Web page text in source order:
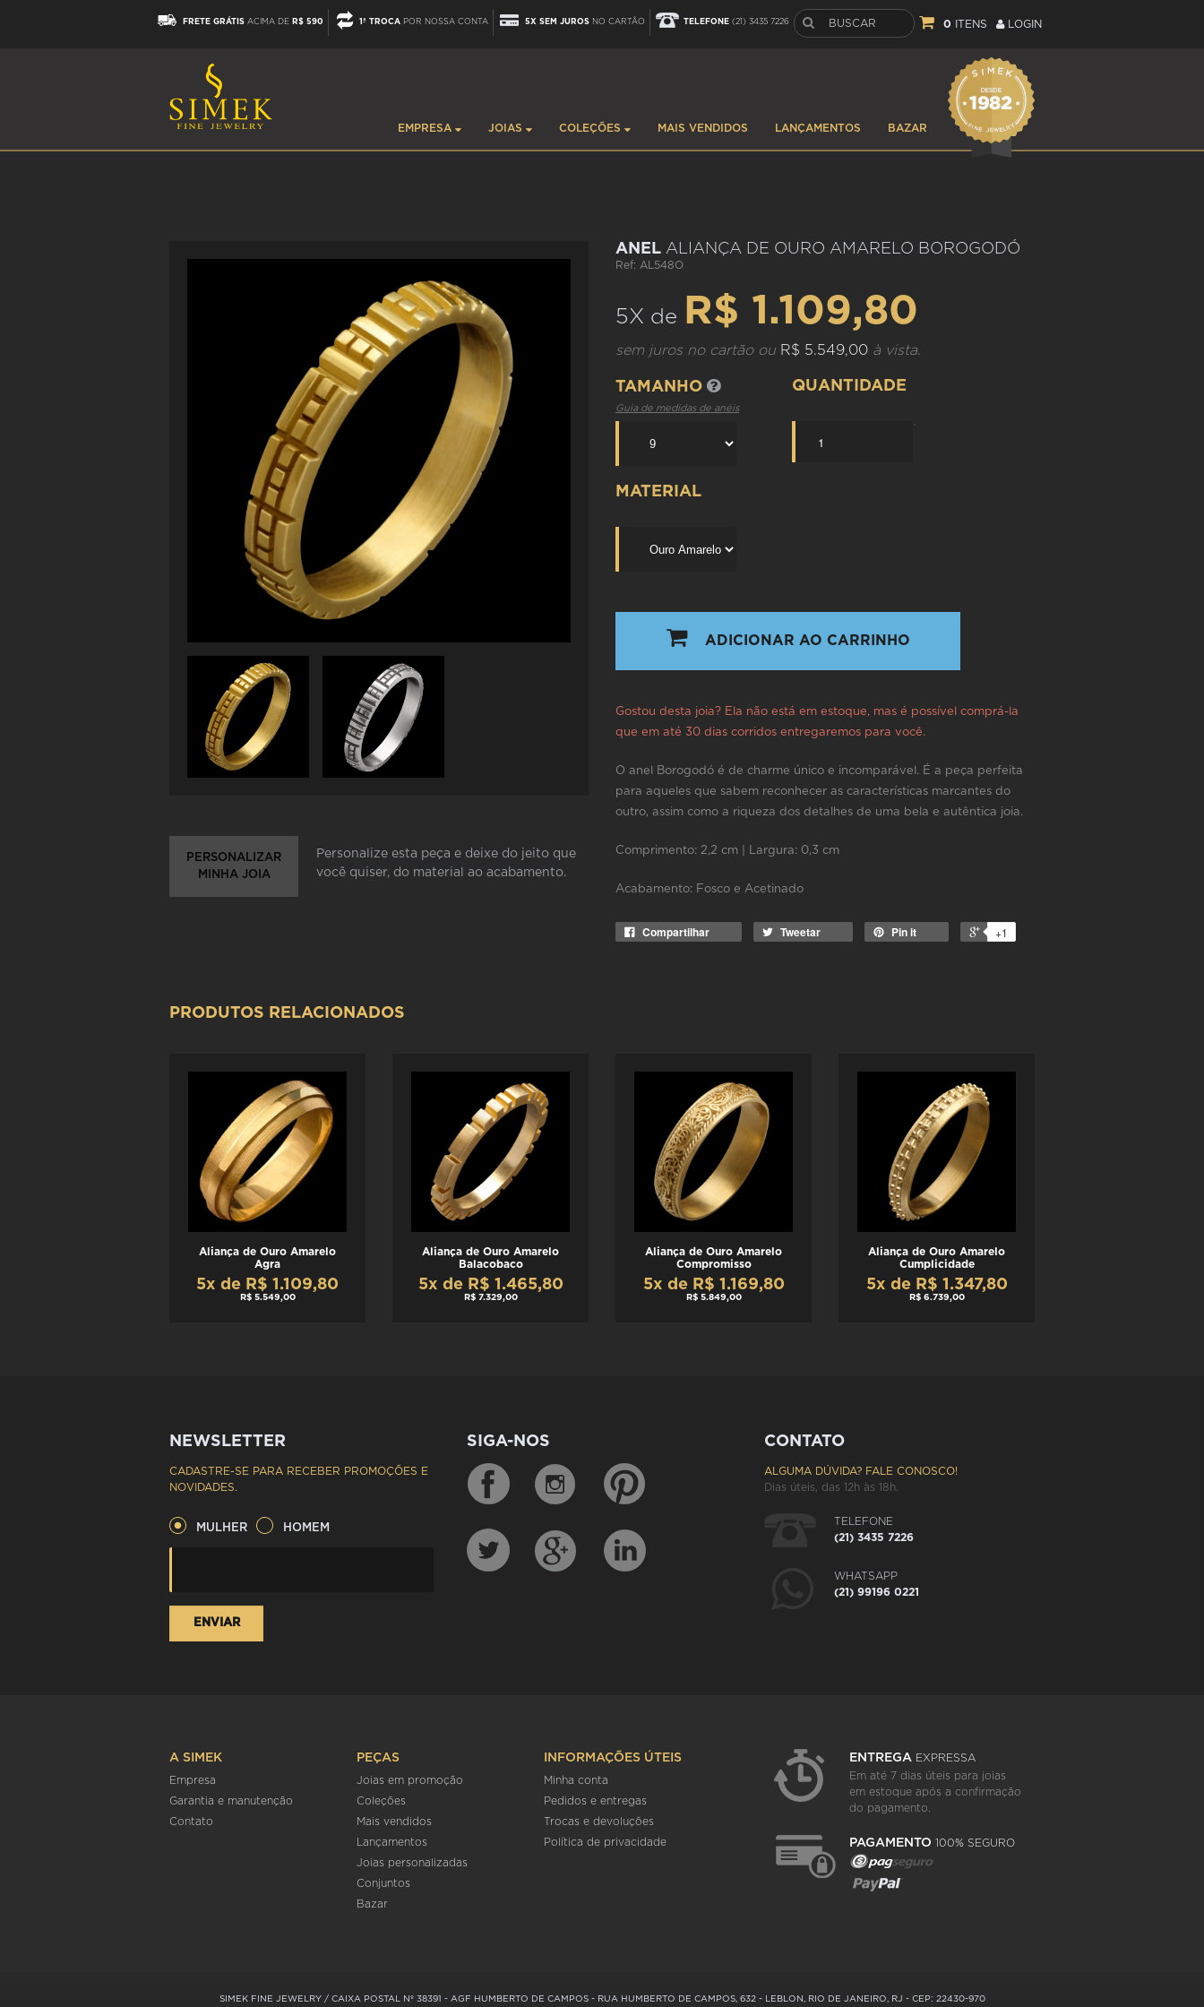
FRETE GRÁTIS ACIMA DE R$ 590 1ª TROCA POR NOSSA CONTA 5X SEM JUROS NO CARTÃO TELEFONE (21) 3435 7226 0 ITENS LOGIN
EMPRESA JOIAS COLEÇÕES MAIS VENDIDOS LANÇAMENTOS BAZAR
PERSONALIZAR
MINHA JOIA
Personalize esta peça e deixe do jeito que
você quiser, do material ao acabamento.
ANEL ALIANÇA DE OURO AMARELO BOROGODÓ
Ref: AL548O
5X de R$ 1.109,80
sem juros no cartão ou R$ 5.549,00 à vista.
TAMANHO
Guia de medidas de anéis
MATERIAL
QUANTIDADE
`
ADICIONAR AO CARRINHO
Gostou desta joia? Ela não está em estoque, mas é possível comprá-la
que em até 30 dias corridos entregaremos para você.
O anel Borogodó é de charme único e incomparável. É a peça perfeita
para aqueles que sabem reconhecer as características marcantes do
outro, assim como a riqueza dos detalhes de uma bela e autêntica joia.
Comprimento: 2,2 cm | Largura: 0,3 cm
Acabamento: Fosco e Acetinado
Compartilhar Tweetar Pin it +1
PRODUTOS RELACIONADOS
Aliança de Ouro Amarelo
Agra
5x de R$ 1.109,80
R$ 5.549,00
Aliança de Ouro Amarelo
Balacobaco
5x de R$ 1.465,80
R$ 7.329,00
Aliança de Ouro Amarelo
Compromisso
5x de R$ 1.169,80
R$ 5.849,00
Aliança de Ouro Amarelo
Cumplicidade
5x de R$ 1.347,80
R$ 6.739,00
NEWSLETTER
CADASTRE-SE PARA RECEBER PROMOÇÕES E
NOVIDADES.
MULHER HOMEM
SIGA-NOS CONTATO
ALGUMA DÚVIDA? FALE CONOSCO!
Dias úteis, das 12h às 18h.
TELEFONE
(21) 3435 7226
WHATSAPP
(21) 99196 0221
A SIMEK
Empresa
Garantia e manutenção
Contato
PEÇAS
Joias em promoção
Coleções
Mais vendidos
Lançamentos
Joias personalizadas
Conjuntos
Bazar
INFORMAÇÕES ÚTEIS
Minha conta
Pedidos e entregas
Trocas e devoluções
Política de privacidade
ENTREGA EXPRESSA
Em até 7 dias úteis para joias
em estoque após a confirmação
do pagamento.
PAGAMENTO 100% SEGURO
SIMEK FINE JEWELRY / CAIXA POSTAL Nº 38391 - AGF HUMBERTO DE CAMPOS - RUA HUMBERTO DE CAMPOS, 632 - LEBLON, RIO DE JANEIRO, RJ - CEP: 22430-970